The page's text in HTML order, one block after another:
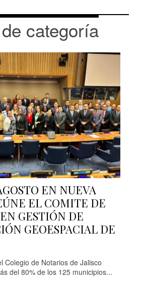
categoría
EN NUEVA
EL COMITE DE
GESTIÓN DE
GEOESPACIAL DE
Colegio de Notarios de Jalisco
del 80% de los 125 municipios...